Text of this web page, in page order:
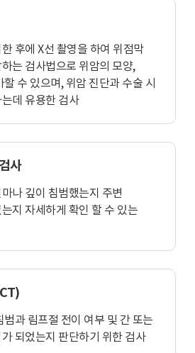
후에 X선 촬영을 하여 위점막
는 검사법으로 위암의 모양,
수 있으며, 위암 진단과 수술 시
데 유용한 검사
사
나 깊이 침범했는지 주변
지 자세하게 확인 할 수 있는
범과 림프절 전이 여부 및 간 또는
되었는지 판단하기 위한 검사